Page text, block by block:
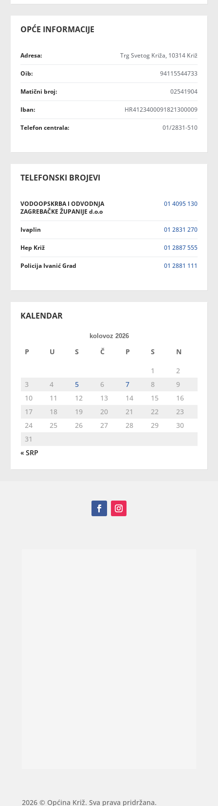
OPĆE INFORMACIJE
Adresa: Trg Svetog Križa, 10314 Križ
Oib: 94115544733
Matični broj: 02541904
Iban: HR4123400091821300009
Telefon centrala: 01/2831-510
TELEFONSKI BROJEVI
VODOOPSKRBA I ODVODNJA
ZAGREBAČKE ŽUPANIJE d.o.o
01 4095 130
Ivaplin 01 2831 270
Hep Križ 01 2887 555
Policija Ivanić Grad 01 2881 111
KALENDAR
kolovoz 2026
P U S Č P S N
1
2
3
4 5 6 7 8
9
10
11 12 13 14 15
16
17
18 19 20 21 22
23
24
25 26 27 28 29
30
31
« SRP
2026 © Općina Križ. Sva prava pridržana.